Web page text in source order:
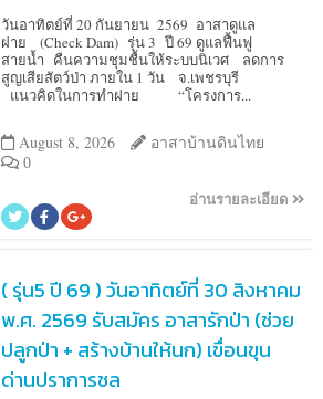
วันอาทิตย์ที่ 20 กันยายน 2569 อาสาดูแล
ฝาย (Check Dam) รุ่น 3 ปี 69 ดูแลฟื้นฟู
สายน้ำ คืนความชุมชื้นให้ระบบนิเวศ ลดการ
สูญเสียสัตว์ป่า ภายใน 1 วัน จ.เพชรบุรี
แนวคิดในการทำฝาย “โครงการ...
August 8, 2026 อาสาบ้านดินไทย
0
อ่านรายละเอียด
( รุ่น5 ปี 69 ) วันอาทิตย์ที่ 30 สิงหาคม
พ.ศ. 2569 รับสมัคร อาสารักป่า (ช่วย
ปลูกป่า + สร้างบ้านให้นก) เขื่อนขุน
ด่านปราการชล